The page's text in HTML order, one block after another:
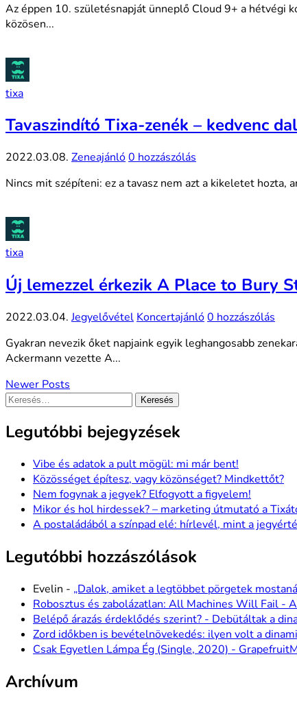
Az éppen 10. születésnapját ünneplő Cloud 9+ a hétvégi
közösen...
tixa
Tavaszindító Tixa-zenék – kedvenc
2022.03.08. Zeneajánló0 hozzászólás
Nincs mit szépíteni: ez a tavasz nem azt a kikeletet hozta,
tixa
Új lemezzel érkezik A Place to Bury
2022.03.04. Jegyelővétel Koncertajánló0 hozzászólás
Gyakran nevezik őket napjaink egyik leghangosabb
Ackermann vezette A...
Newer Posts
Keresés:
Legutóbbi bejegyzések
Vibe és adatok a pult mögül: mi már bent!
Közösséget építesz, vagy közönséget? Mindkettőt?
Nem fogynak a jegyek? Elfogyott a figyelem!
Mikor és hol hirdessek? – marketing útmutató a
A postaládából a színpad elé: hírlevél, mint a
Legutóbbi hozzászólások
Evelin - „Dalok, amiket a legtöbbet pörgetek
Robosztus és zabolázatlan: All Machines Will Fail -
Belépő árazás érdeklődés szerint? - Debütáltak a
Zord időkben is bevételnövekedés: ilyen volt a
Csak Egyetlen Lámpa Ég (Single, 2020) -
Archívum